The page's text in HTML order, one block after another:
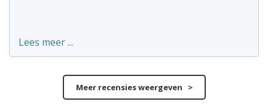
Lees meer ...
Meer recensies weergeven >